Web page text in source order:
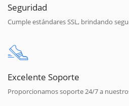
Seguridad
Cumple estándares SSL, brindando
Excelente Soporte
Proporcionamos soporte 24/7 a